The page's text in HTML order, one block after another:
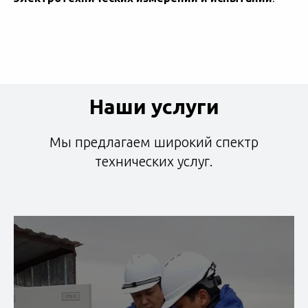
Наши услуги
Мы предлагаем широкий спектр
технических услуг.